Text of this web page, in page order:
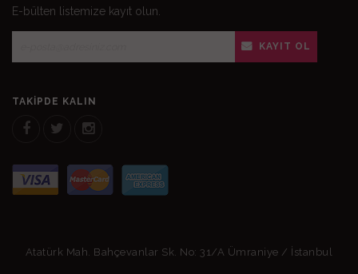
E-bülten listemize kayıt olun.
KAYIT OL
TAKIPDE KALIN
Atatürk Mah. Bahçevanlar Sk. No: 31/A Ümraniye / İstanbul